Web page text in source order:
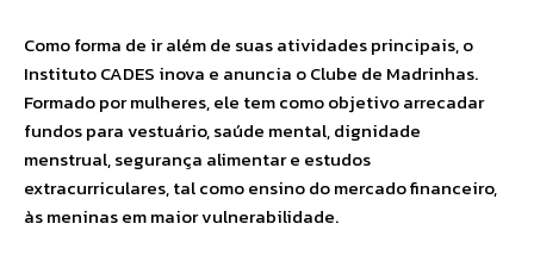
Como forma de ir além de suas atividades principais, o
Instituto CADES inova e anuncia o Clube de Madrinhas.
Formado por mulheres, ele tem como objetivo arrecadar
fundos para vestuário, saúde mental, dignidade
menstrual, segurança alimentar e estudos
extracurriculares, tal como ensino do mercado financeiro,
às meninas em maior vulnerabilidade.